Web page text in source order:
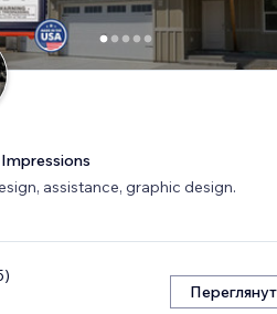
assistance, graphic design.
)